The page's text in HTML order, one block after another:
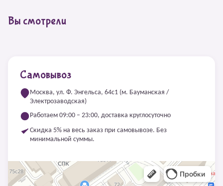
Вы смотрели
Самовывоз
Москва, ул. Ф. Энгельса, 64с1 (м. Бауманская /
Электрозаводская)
Работаем 09:00 – 23:00, доставка круглосуточно
Скидка 5% на весь заказ при самовывозе. Без
минимальной суммы.